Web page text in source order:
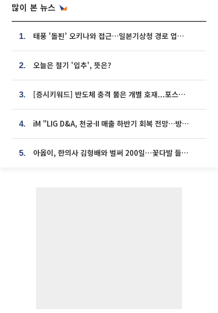
많이 본 뉴스
1. 태풍 '돌핀' 오키나와 접근…일본기상청 경로 업데이트
2. 오늘은 절기 '입추', 뜻은?
3. [증시키워드] 반도체 충격 뚫은 개별 호재...포스코퓨처엠·에코프로·한화솔루션 '눈길'
4. iM "LIG D&A, 천궁-II 매출 하반기 회복 전망…방산 톱픽 유지"
5. 아옳이, 한의사 김형배와 벌써 200일⋯꽃다발 들고 "프러포즈 아냐"